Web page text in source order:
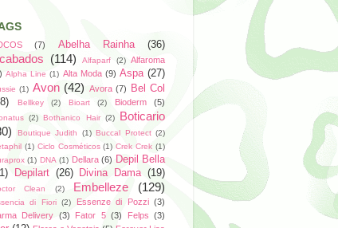
(7) Abelha Rainha (36)
(114) Alfaparf (2) Alfaroma
Alpha Line (1) Alta Moda (9) Aspa (27)
(1) Avon (42) Avora (7)
Bel Col
Bellkey (2) Bioart (2) Bioderm (5)
(2) Bothanico Hair (2)
Boticario
Boutique Judith (1) Buccal Protect (2)
(1) Ciclo Cosméticos (1) Crek Crek (1)
(1) DNA (1) Dellara (6) Depil Bella
Depilart (26) Divina Dama (19)
Clean (2) Embelleze (129)
di Fiori (2) Essenze di Pozzi (3)
Delivery (3) Fator 5 (3) Felps (3)